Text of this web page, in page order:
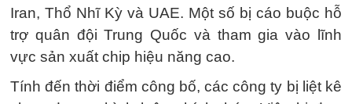
Iran, Thổ Nhĩ Kỳ và UAE. Một số bị cáo buộc hỗ
trợ quân đội Trung Quốc và tham gia vào lĩnh
vực sản xuất chip hiệu năng cao.
Tính đến thời điểm công bố, các công ty bị liệt kê